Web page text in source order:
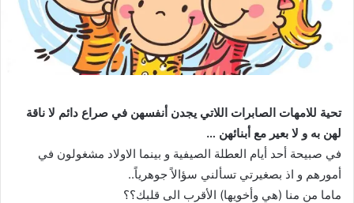
تحية للامهات الصابرات اللاتي يجدن أنفسهن في صراع دائم لا ناقة
لهن به و لا بعير مع أبنائهن …
في صبيحة أحد أيام العطلة الصيفية و بينما الاولاد مشغولون في
أمورهم و اذ بصغيرتي تسألني سؤالاً جوهرياً..
ماما من منا (هي وأخويها) الأقرب الى قلبك؟؟